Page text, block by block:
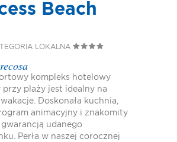
Beach
LOKALNA
kompleks hotelowy
przy plaży jest idealny na
Doskonała kuchnia,
animacyjny i znakomity
gwarancją udanego
Perła w naszej corocznej